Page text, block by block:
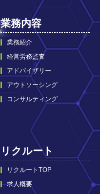
業務内容
業務紹介
経営労務監査
アドバイザリー
アウトソーシング
コンサルティング
リクルート
リクルートTOP
求人概要